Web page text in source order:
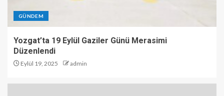
GÜNDEM
Yozgat’ta 19 Eylül Gaziler Günü Merasimi
Düzenlendi
Eylül 19, 2025 admin